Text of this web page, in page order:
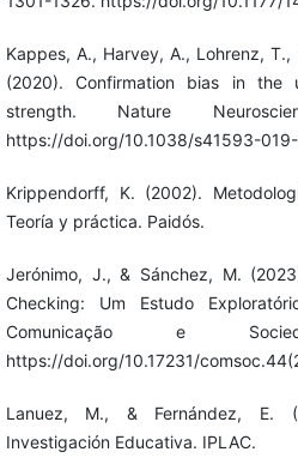
Kappes, A., Harvey, A., Lohrenz,
(2020). Confirmation bias in the
strength. Nature
https://doi.org/10.1038/s41593-
Krippendorff, K. (2002).
Teoría y práctica. Paidós.
Jerónimo, J., & Sánchez, M.
Checking: Um Estudo
Comunicação e
https://doi.org/10.17231/
Lanuez, M., & Fernández, E.
Investigación Educativa. IPLAC.